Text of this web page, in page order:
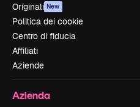
Originali New
Politica dei cookie
Centro di fiducia
Affiliati
Aziende
Azienda